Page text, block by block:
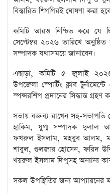
বিস্তারিত শিগগিরই ঘোষণা করা
কমিটি আরও নিশ্চিত করে যে
সেপ্টেম্বর ২০২৬ তারিখে
সম্পাদক যথাসময়ে জানাবেন।
এছাড়া, কমিটি ৫ জুলাই ২০২৬
উপজেলা স্পোর্টিং ক্লাব
স্পন্সরশিপ প্রদানের সিদ্ধান্ত গ্রহণ
সভায় বক্তব্য রাখেন সহ-
হাকিম, যুগ্ম সম্পাদক দুলাল
ফখরুল ইসলাম, মহবুব আলম,
শাবুল, গুলজার হোসেন, ফরিদ
খয়রুল ইসলাম দিপুসহ অন্যান্য
সকল উপস্থিতির জন্য আপ্যায়নের